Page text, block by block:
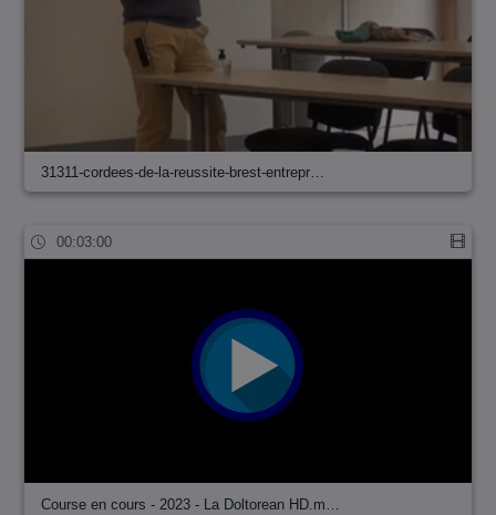
31311-cordees-de-la-reussite-brest-entrepr…
00:03:00
Course en cours - 2023 - La Doltorean HD.m…